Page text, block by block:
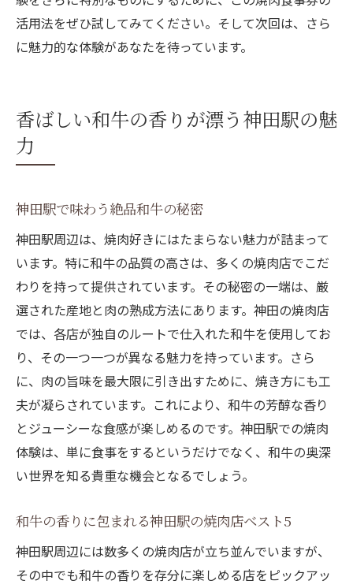
活用法をぜひ試してみてください。そして次回は、さら
に魅力的な体験があなたを待っています。
香ばしい和牛の香りが漂う神田駅の魅
力
神田駅で味わう絶品和牛の秘密
神田駅周辺は、焼肉好きにはたまらない魅力が詰まって
います。特に和牛の品質の高さは、多くの焼肉店でこだ
わりを持って提供されています。その秘密の一端は、厳
選された産地と肉の熟成方法にあります。神田の焼肉店
では、各店が独自のルートで仕入れた和牛を使用してお
り、その一つ一つが異なる魅力を持っています。さら
に、肉の旨味を最大限に引き出すために、焼き方にも工
夫が凝らされています。これにより、和牛の芳醇な香り
とジューシーな食感が楽しめるのです。神田駅での焼肉
体験は、単に食事をするというだけでなく、和牛の奥深
い世界を知る貴重な機会となるでしょう。
和牛の香りに包まれる神田駅の焼肉店ベスト5
神田駅周辺には数多くの焼肉店が立ち並んでいますが、
その中でも和牛の香りを存分に楽しめる店をピックアッ